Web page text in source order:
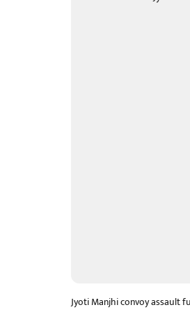
Jyoti Manjhi convoy assault